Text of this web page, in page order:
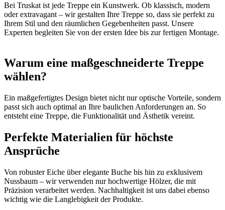
Bei Truskat ist jede Treppe ein Kunstwerk. Ob klassisch, modern
oder extravagant – wir gestalten Ihre Treppe so, dass sie perfekt zu
Ihrem Stil und den räumlichen Gegebenheiten passt. Unsere
Experten begleiten Sie von der ersten Idee bis zur fertigen Montage.
Warum eine maßgeschneiderte Treppe
wählen?
Ein maßgefertigtes Design bietet nicht nur optische Vorteile, sondern
passt sich auch optimal an Ihre baulichen Anforderungen an. So
entsteht eine Treppe, die Funktionalität und Ästhetik vereint.
Perfekte Materialien für höchste
Ansprüche
Von robuster Eiche über elegante Buche bis hin zu exklusivem
Nussbaum – wir verwenden nur hochwertige Hölzer, die mit
Präzision verarbeitet werden. Nachhaltigkeit ist uns dabei ebenso
wichtig wie die Langlebigkeit der Produkte.